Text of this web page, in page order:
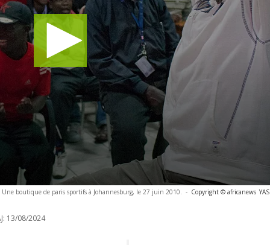
Une boutique de paris sportifs à Johannesburg, le 27 juin 2010. - Copyright © africanews
13/08/2024